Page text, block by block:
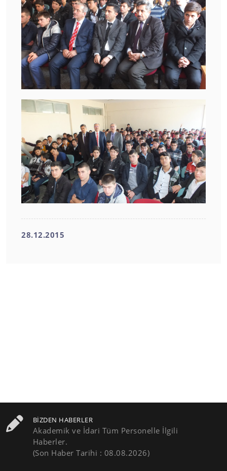
28.12.2015
BIZDEN HABERLER
Akademik ve İdari Tüm Personelle İlgili
Haberler.
(Son Haber Tarihi : 08.08.2026)